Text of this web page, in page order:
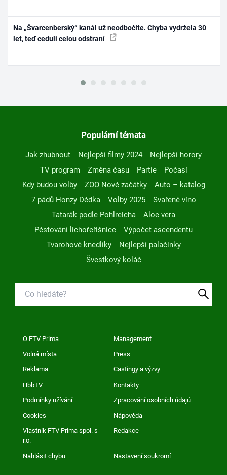
Na „Švarcenberský“ kanál už neodbočíte. Chyba vydržela 30
let, teď ceduli celou odstraní
Populární témata
Jak zhubnout Nejlepší filmy 2024
Nejlepší horory
TV program
Změna času Partie
Počasí
Kdy budou volby
ZOO Nové začátky
Auto – katalog
7 pádů Honzy Dědka
Volby 2025
Svařené víno
Tatarák podle Pohlreicha
Aloe vera
Pěstování lichořeřišnice
Výpočet ascendentu
Tvarohové knedlíky
Nejlepší palačinky
Švestkový koláč
O FTV Prima Management
Volná místa Press
Reklama Castingy a výzvy
HbbTV Kontakty
Podmínky užívání Zpracování osobních údajů
Cookies Nápověda
Vlastník FTV Prima spol. s
r.o.
Redakce
Nahlásit chybu Nastavení soukromí